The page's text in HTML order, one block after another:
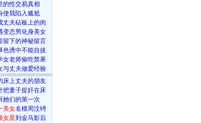
的性交易真相
使我陷入尴尬
丈夫砧板上的肉
变态男化身美女
留下的神秘留言
色诱中不能自拔
女老师偷吃禁果
与丈夫做爱经验
床上丈夫的朋友
把妻子捉奸在床
她们的第一次
美女名模周汶锜
女星到金马影后